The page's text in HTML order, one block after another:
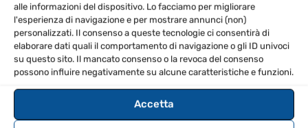
alle informazioni del dispositivo. Lo facciamo per migliorare
l'esperienza di navigazione e per mostrare annunci (non)
personalizzati. Il consenso a queste tecnologie ci consentirà di
elaborare dati quali il comportamento di navigazione o gli ID univoci
su questo sito. Il mancato consenso o la revoca del consenso
possono influire negativamente su alcune caratteristiche e funzioni.
Accetta
Trasduttore HF
DH-1M 1 pollice driver a
compressione in titanio
Tipo di diffusore full-range, due vie
12 pollici